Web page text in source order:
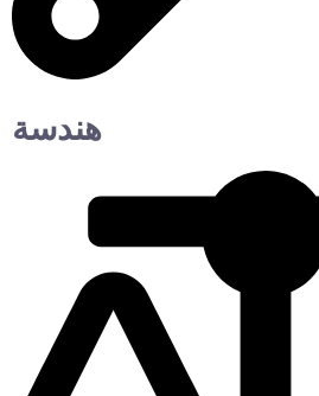
هندسة